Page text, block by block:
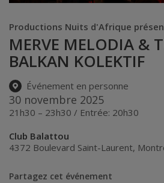
Productions Nuits d'Afrique
MERVE MELODIA &
BALKAN KOLEKTIF
Événement en personne
30 novembre 2025
21h30 – 23h30 / Entrée: 20h30
Club Balattou
4372 Boulevard Saint-Laurent,
Partagez cet événement